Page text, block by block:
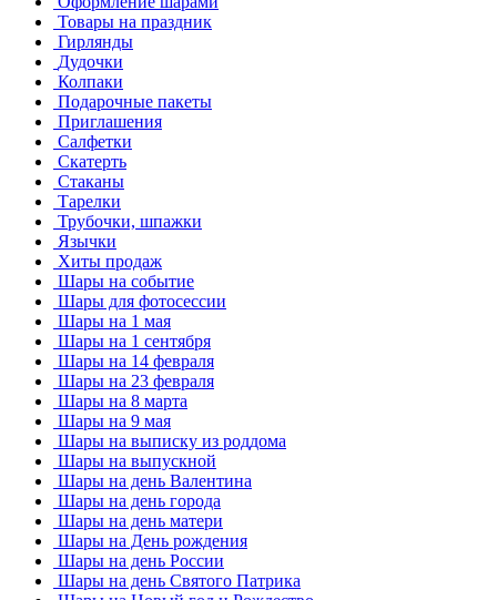
Товары на праздник
Гирлянды
Дудочки
Колпаки
Подарочные пакеты
Приглашения
Салфетки
Скатерть
Стаканы
Тарелки
Трубочки, шпажки
Язычки
Хиты продаж
Шары на событие
Шары для фотосессии
Шары на 1 мая
Шары на 1 сентября
Шары на 14 февраля
Шары на 23 февраля
Шары на 8 марта
Шары на 9 мая
Шары на выписку из роддома
Шары на выпускной
Шары на день Валентина
Шары на день города
Шары на день матери
Шары на День рождения
Шары на день России
Шары на день Святого Патрика